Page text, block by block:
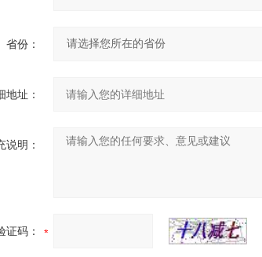
省份：
地址：
说明：
证码：